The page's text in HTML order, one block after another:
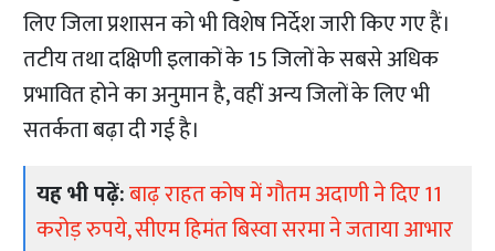
लिए जिला प्रशासन को भी विशेष निर्देश जारी किए गए हैं।
तटीय तथा दक्षिणी इलाकों के 15 जिलों के सबसे अधिक
प्रभावित होने का अनुमान है, वहीं अन्य जिलों के लिए भी
सतर्कता बढ़ा दी गई है।​​
यह भी पढ़ें:बाढ़ राहत कोष में गौतम अदाणी ने दिए 11
करोड़ रुपये, सीएम हिमंत बिस्वा सरमा ने जताया आभार